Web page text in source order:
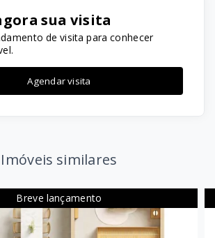
sua visita
de visita para conhecer
Agendar visita
Imóveis similares
Breve lançamento